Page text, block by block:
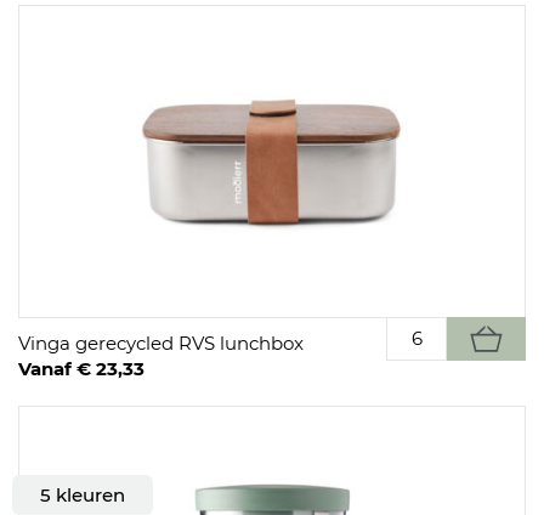
Vinga gerecycled RVS lunchbox
Vanaf € 23,33
5 kleuren